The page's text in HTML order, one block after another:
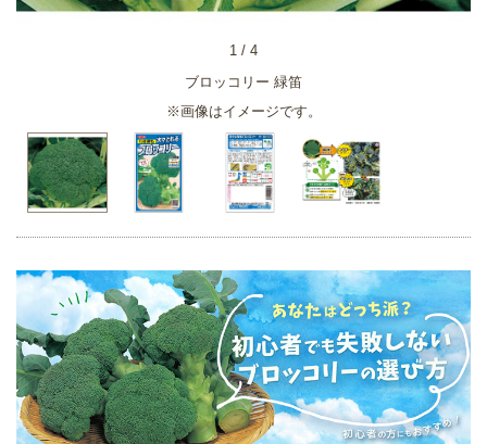
ブロッコリー 緑笛
※画像はイメージです。
1 / 4